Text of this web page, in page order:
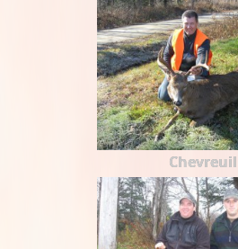
Chevreuil